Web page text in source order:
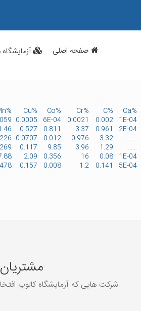
صفحه اصلی
%Ca
%C
%Cr
%Co
%Cu
%Mn
1E-04
0.002
0.0021
6E-04
0.0005
2E-04
0.961
3.37
0.811
0.527
…….
3.32
0.976
0.012
0.0707
…….
1.29
3.96
9.85
0.117
1E-04
0.08
16
0.356
2.09
5E-04
0.141
1.2
0.008
0.157
شرکت هایی که آزمایشگاه کالوپ